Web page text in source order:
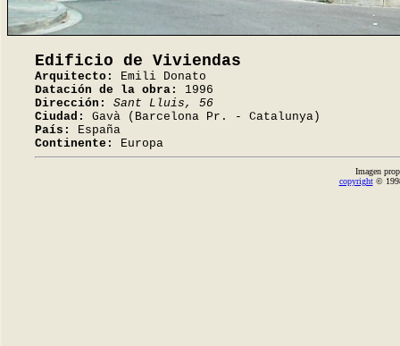
Edificio de Viviendas
Arquitecto:
Emili Donato
Datación de la obra:
1996
Dirección:
Sant Lluis, 56
Ciudad:
Gavà (Barcelona Pr. - Catalunya)
País:
España
Continente:
Europa
Imagen
copyright©